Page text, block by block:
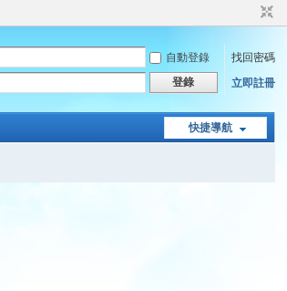
自動登錄
找回密碼
登錄 立即註冊
快捷導航